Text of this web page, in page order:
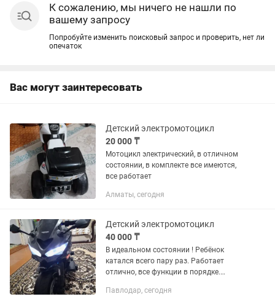
К сожалению, мы ничего не нашли по
вашему запросу
Попробуйте изменить поисковый запрос и проверить, нет ли
опечаток
Вас могут заинтересовать
Детский электромотоцикл
20 000 ₸
Мотоцикл электрический, в отличном
состоянии, в комплекте все имеются,
все работает
Алматы, сегодня
Детский электромотоцикл
40 000 ₸
В идеальном состоянии ! Ребёнок
катался всего пару раз. Работает
отлично, все функции в порядке.
кг. Есть фары, MP3, USB, AUX и
Павлодар, сегодня